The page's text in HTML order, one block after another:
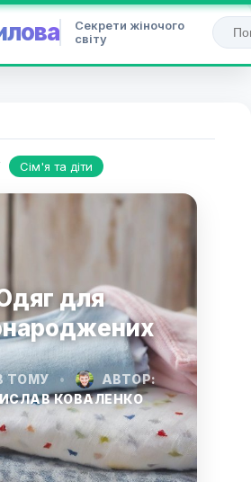
Секрети жіночого
світу
Сім'я та діти
для
ТОМУ •
АВТОР:
КОВАЛЕНКО